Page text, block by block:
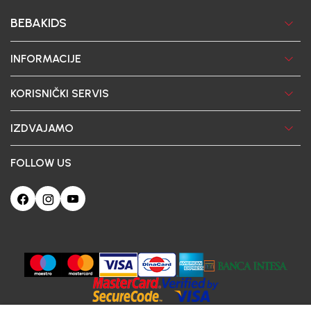
BEBAKIDS
INFORMACIJE
KORISNIČKI SERVIS
IZDVAJAMO
FOLLOW US
Ova web-stranica koristi kolačiće
Poštovani korisniče, naš sajt koristi cookies (kolačiće) u cilju poboljšanja
korisničkog iskustva. Ukoliko nastavite da pregledate i koristite našu Internet